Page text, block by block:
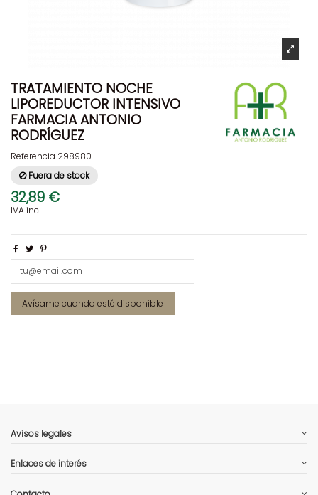
TRATAMIENTO NOCHE
LIPOREDUCTOR INTENSIVO
FARMACIA ANTONIO
RODRÍGUEZ
Referencia 298980
Fuera de stock
32,89 €
IVA inc.
Avisos legales
Enlaces de interés